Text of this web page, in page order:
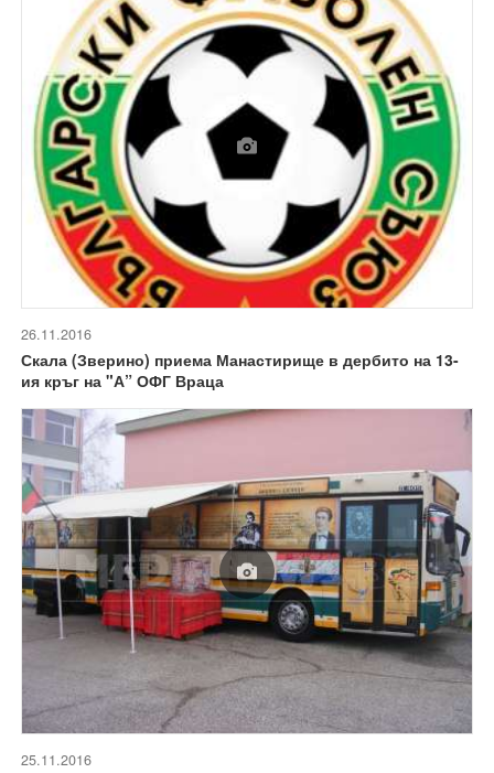
26.11.2016
Скала (Зверино) приема Манастирище в дербито на 13-
ия кръг на "А” ОФГ Враца
25.11.2016